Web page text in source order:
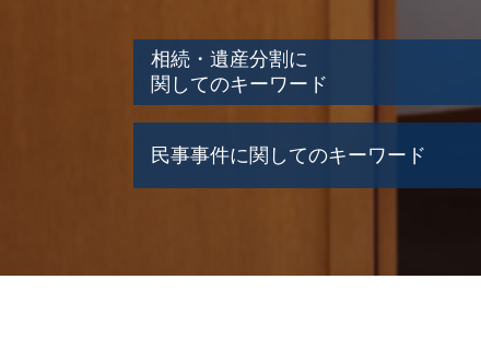
相続・遺産分割に
関してのキーワード
相続人 連絡取れない
遺産 不動産
民事事件に関してのキーワード